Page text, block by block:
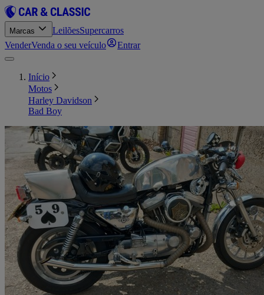
Marcas LeilõesSupercarros
VenderVenda o seu veículo Entrar
Início
Motos
Harley Davidson
Bad Boy